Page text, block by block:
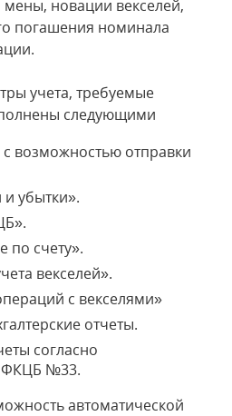
новации векселей,
погашения номинала
учета, требуемые
следующими
с возможностью отправки
убытки».
по счету».
векселей».
с векселями»
отчеты.
согласно
ФКЦБ №33.
автоматической